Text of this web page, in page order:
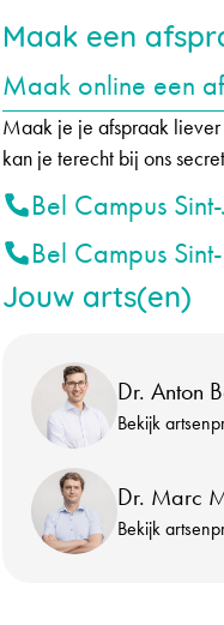
Maak een
Maak online een
Maak je je afspraak liever
kan je terecht bij ons
Bel Campus
Bel Campus
Jouw arts(en)
Dr. Anton
Bekijk
Dr. Marc
Bekijk